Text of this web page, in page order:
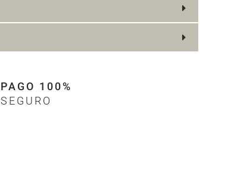
PAGO 100%
SEGURO